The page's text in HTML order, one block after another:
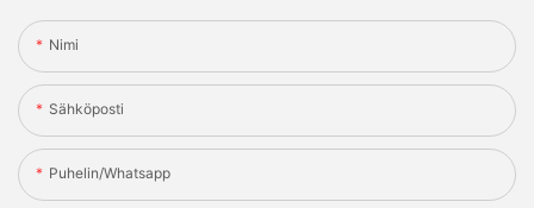
Nimi
Sähköposti
Puhelin/whatsapp